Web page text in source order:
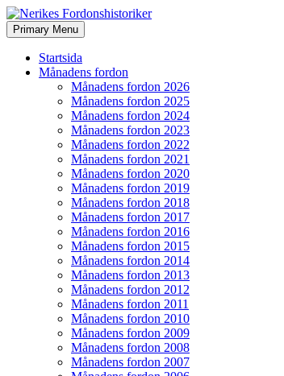
Nerikes Fordonshistoriker
Search
Primary Menu Skip
to
Startsida
Månadens fordon
Månadens fordon 2026
Månadens fordon 2025
Månadens fordon 2024
Månadens fordon 2023
Månadens fordon 2022
Månadens fordon 2021
Månadens fordon 2020
Månadens fordon 2019
Månadens fordon 2018
Månadens fordon 2017
Månadens fordon 2016
Månadens fordon 2015
Månadens fordon 2014
Månadens fordon 2013
Månadens fordon 2012
Månadens fordon 2011
Månadens fordon 2010
Månadens fordon 2009
Månadens fordon 2008
Månadens fordon 2007